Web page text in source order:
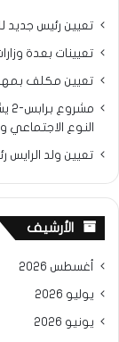
تعيين رئيس جديد
تعيينات بعدة
تعيين مكلف
النوع الاجتماعي
تعيين ولد الرايس
الأرشيف
أغسطس 2026
يوليو 2026
يونيو 2026